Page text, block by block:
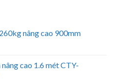
nâng cao 900mm
cao 1.6 mét CTY-